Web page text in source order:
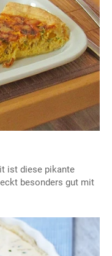
ist diese pikante
besonders gut mit